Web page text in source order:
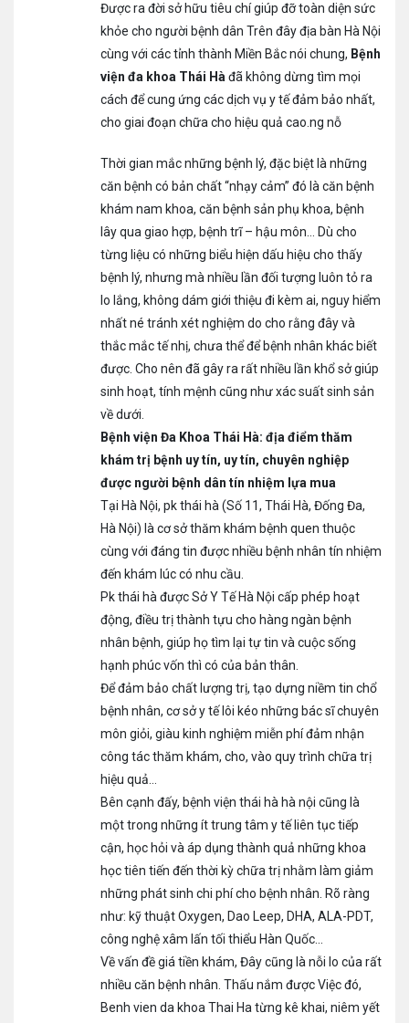
Được ra đời sở hữu tiêu chí giúp đỡ toàn diện sức
khỏe cho người bệnh dân Trên đây địa bàn Hà Nội
cùng với các tỉnh thành Miền Bắc nói chung, Bệnh
viện đa khoa Thái Hà đã không dừng tìm mọi
cách để cung ứng các dịch vụ y tế đảm bảo nhất,
cho giai đoạn chữa cho hiệu quả cao.ng nỗ
Thời gian mắc những bệnh lý, đặc biệt là những
căn bệnh có bản chất “nhạy cảm” đó là căn bệnh
khám nam khoa, căn bệnh sản phụ khoa, bệnh
lây qua giao hợp, bệnh trĩ – hậu môn… Dù cho
từng liệu có những biểu hiện dấu hiệu cho thấy
bệnh lý, nhưng mà nhiều lần đối tượng luôn tỏ ra
lo lắng, không dám giới thiệu đi kèm ai, nguy hiểm
nhất né tránh xét nghiệm do cho rằng đây và
thắc mắc tế nhị, chưa thể để bệnh nhân khác biết
được. Cho nên đã gây ra rất nhiều lần khổ sở giúp
sinh hoạt, tính mệnh cũng như xác suất sinh sản
về dưới.
Bệnh viện Đa Khoa Thái Hà: địa điểm thăm
khám trị bệnh uy tín, uy tín, chuyên nghiệp
được người bệnh dân tín nhiệm lựa mua
Tại Hà Nội, pk thái hà (Số 11, Thái Hà, Đống Đa,
Hà Nội) là cơ sở thăm khám bệnh quen thuộc
cùng với đáng tin được nhiều bệnh nhân tín nhiệm
đến khám lúc có nhu cầu.
Pk thái hà được Sở Y Tế Hà Nội cấp phép hoạt
động, điều trị thành tựu cho hàng ngàn bệnh
nhân bệnh, giúp họ tìm lại tự tin và cuộc sống
hạnh phúc vốn thì có của bản thân.
Để đảm bảo chất lượng trị, tạo dựng niềm tin chổ
bệnh nhân, cơ sở y tế lôi kéo những bác sĩ chuyên
môn giỏi, giàu kinh nghiệm miễn phí đảm nhận
công tác thăm khám, cho, vào quy trình chữa trị
hiệu quả…
Bên cạnh đấy, bệnh viện thái hà hà nội cũng là
một trong những ít trung tâm y tế liên tục tiếp
cận, học hỏi và áp dụng thành quả những khoa
học tiên tiến đến thời kỳ chữa trị nhằm làm giảm
những phát sinh chi phí cho bệnh nhân. Rõ ràng
như: kỹ thuật Oxygen, Dao Leep, DHA, ALA-PDT,
công nghệ xâm lấn tối thiểu Hàn Quốc…
Về vấn đề giá tiền khám, Đây cũng là nỗi lo của rất
nhiều căn bệnh nhân. Thấu nắm được Việc đó,
Benh vien da khoa Thai Ha từng kê khai, niêm yết